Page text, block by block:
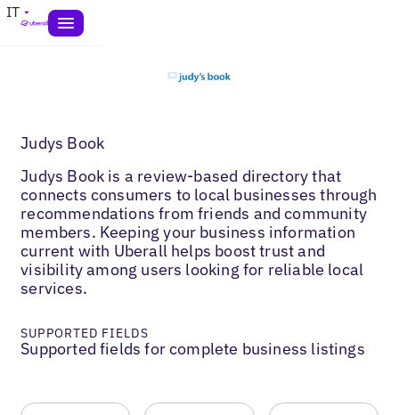
IT
Judys Book
Judys Book is a review-based directory that
connects consumers to local businesses through
recommendations from friends and community
members. Keeping your business information
current with Uberall helps boost trust and
visibility among users looking for reliable local
services.
SUPPORTED FIELDS
Supported fields for complete business listings